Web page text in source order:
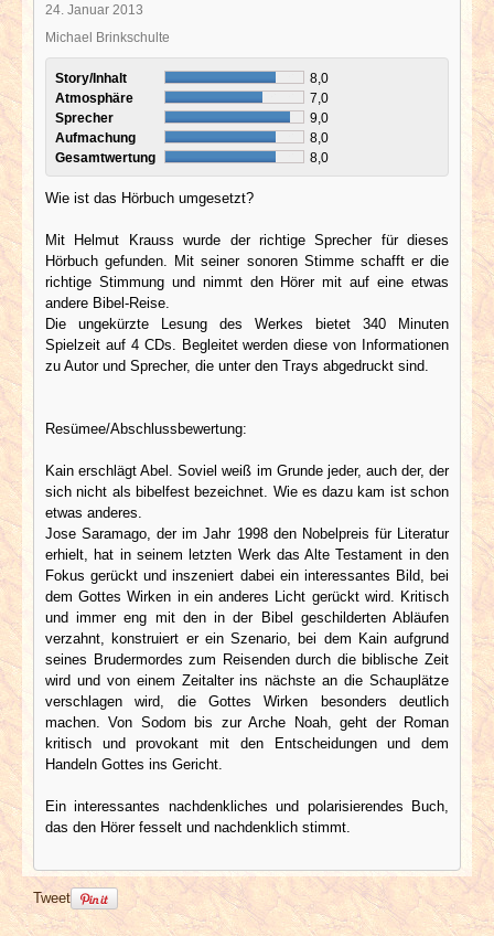
24. Januar 2013
Michael Brinkschulte
Story/Inhalt
8,0
Atmosphäre
7,0
Sprecher
9,0
Aufmachung
8,0
Gesamtwertung
8,0
Wie ist das Hörbuch umgesetzt?
Mit Helmut Krauss wurde der richtige Sprecher für dieses
Hörbuch gefunden. Mit seiner sonoren Stimme schafft er die
richtige Stimmung und nimmt den Hörer mit auf eine etwas
andere Bibel-Reise.
Die ungekürzte Lesung des Werkes bietet 340 Minuten
Spielzeit auf 4 CDs. Begleitet werden diese von Informationen
zu Autor und Sprecher, die unter den Trays abgedruckt sind.
Resümee/Abschlussbewertung:
Kain erschlägt Abel. Soviel weiß im Grunde jeder, auch der, der
sich nicht als bibelfest bezeichnet. Wie es dazu kam ist schon
etwas anderes.
Jose Saramago, der im Jahr 1998 den Nobelpreis für Literatur
erhielt, hat in seinem letzten Werk das Alte Testament in den
Fokus gerückt und inszeniert dabei ein interessantes Bild, bei
dem Gottes Wirken in ein anderes Licht gerückt wird. Kritisch
und immer eng mit den in der Bibel geschilderten Abläufen
verzahnt, konstruiert er ein Szenario, bei dem Kain aufgrund
seines Brudermordes zum Reisenden durch die biblische Zeit
wird und von einem Zeitalter ins nächste an die Schauplätze
verschlagen wird, die Gottes Wirken besonders deutlich
machen. Von Sodom bis zur Arche Noah, geht der Roman
kritisch und provokant mit den Entscheidungen und dem
Handeln Gottes ins Gericht.
Ein interessantes nachdenkliches und polarisierendes Buch,
das den Hörer fesselt und nachdenklich stimmt.
Tweet